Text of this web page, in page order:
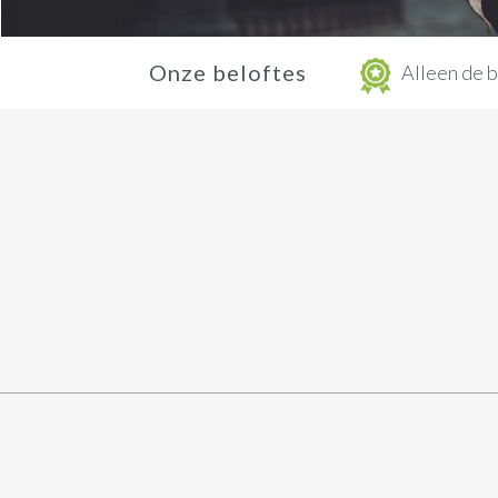
Onze beloftes Alleen de